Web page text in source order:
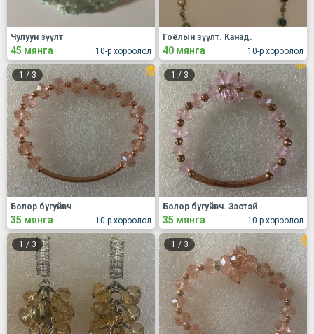
10-р хороолол
Чулуун зүүлт
45 мянга 10-р хороолол
Гоёлын зүүлт. Канад.
40 мянга
1 / 3
10-р хороолол
Болор бугуйвч
35 мянга
1 / 3
10-р хороолол
Болор бугуйвч. Зэстэй
35 мянга
1 / 3 1 / 3